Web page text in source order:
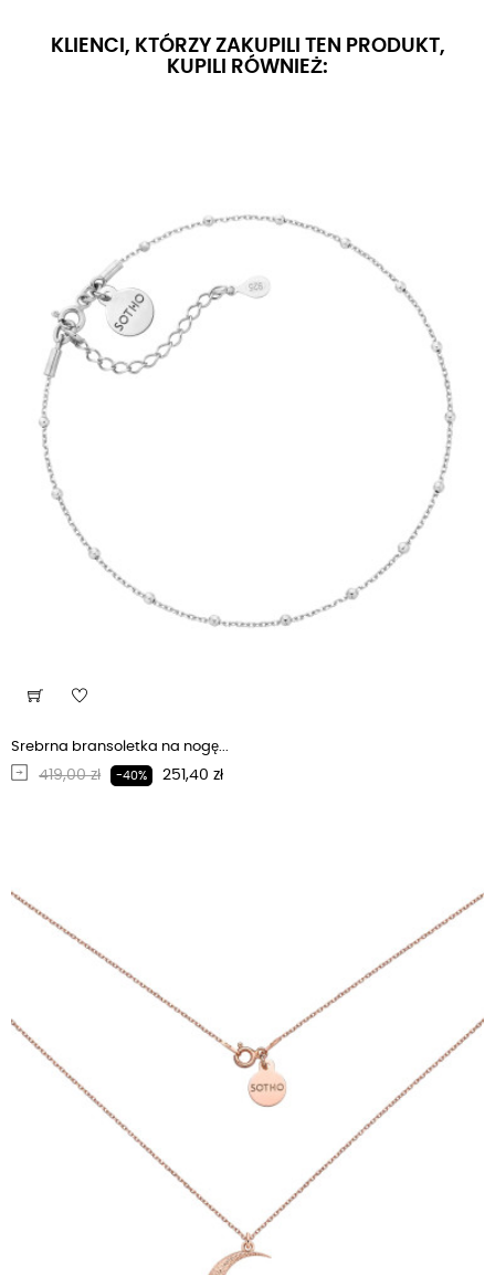
KLIENCI, KTÓRZY ZAKUPILI TEN PRODUKT,
KUPILI RÓWNIEŻ:
Srebrna bransoletka na nogę...
Regularna cena
419,00 zł -40% Cena
251,40 zł